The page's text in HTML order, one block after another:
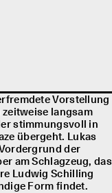
Vorstellung
langsam
stimmungsvoll in
übergeht. Lukas
der
am Schlagzeug, das
Ludwig Schilling
Form findet.